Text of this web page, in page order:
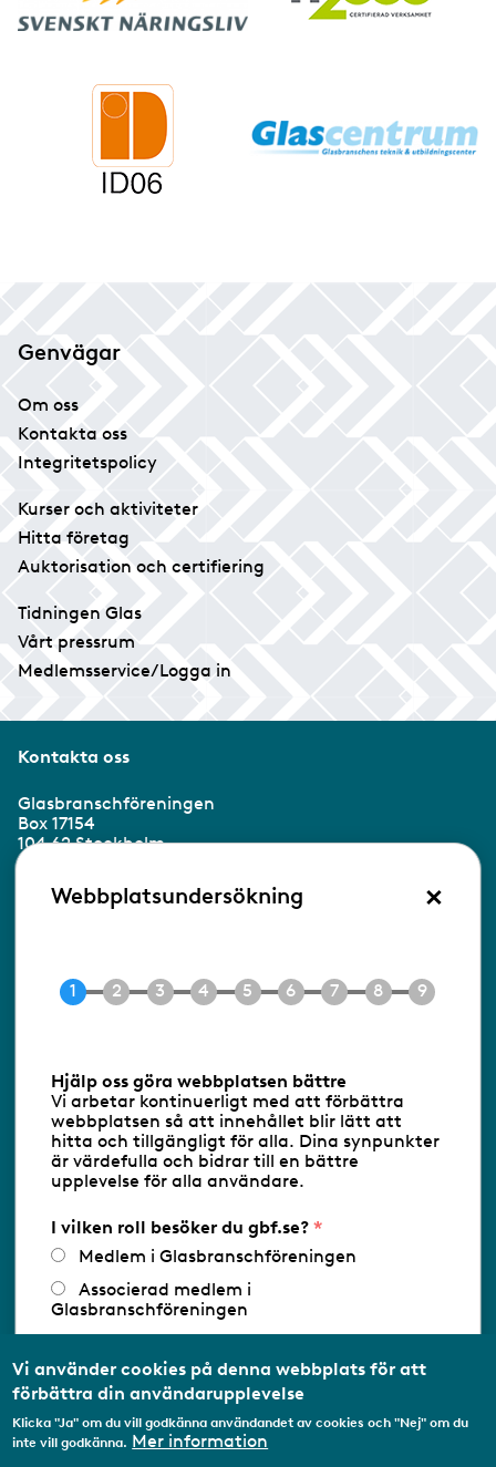
Genvägar
Om oss
Kontakta oss
Integritetspolicy
Kurser och aktiviteter
Hitta företag
Auktorisation och certifiering
Tidningen Glas
Vårt pressrum
Medlemsservice/Logga in
Kontakta oss
Glasbranschföreningen
Box 17154
104 62 Stockholm
Besöksadress:
Ringvägen 100
E-post info@gbf.se
Följ oss via RSS
Databasens namn:www.gbf.se-
Glasbranschföreningen AB - Ansvarig
utgivare: Sofia Wahlgren
Webbplatsundersökning ×
Hjälp oss göra webbplatsen bättre
Vi arbetar kontinuerligt med att förbättra
webbplatsen så att innehållet blir lätt att
hitta och tillgängligt för alla. Dina synpunkter
är värdefulla och bidrar till en bättre
upplevelse för alla användare.
I vilken roll besöker du gbf.se?
Medlem i Glasbranschföreningen
Associerad medlem i
Glasbranschföreningen
medlemsorganisation/Svenskt Näringsliv
Utbildningsaktör
Student
Vi använder cookies på denna webbplats för att
förbättra din användarupplevelse
Klicka "Ja" om du vill godkänna användandet av cookies och "Nej" om du
inte vill godkänna. Mer information